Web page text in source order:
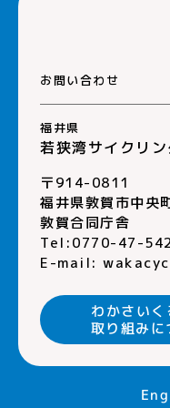
お問い合わせ
福井県
若狭湾サイクリ
〒914-0811
福井県敦賀市中央
敦賀合同庁舎
Tel:0770-47-
E-mail:
わかさいく
取り組みに